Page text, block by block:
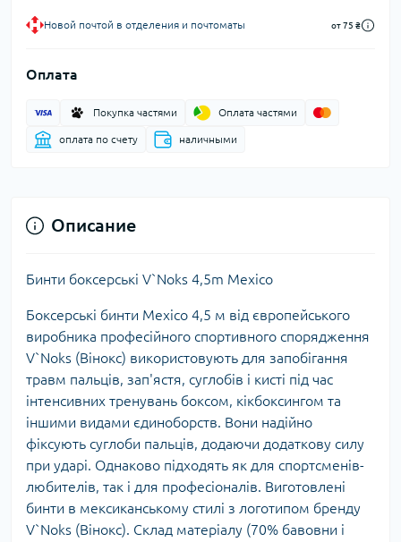
Новой почтой в отделения и почтоматы от 75 ₴
Оплата
Покупка частями Оплата частями
оплата по счету наличными
Описание
Бинти боксерські V`Noks 4,5m Mexico
Боксерські бинти Mexico 4,5 м від європейського
виробника професійного спортивного спорядження
V`Noks (Вінокс) використовують для запобігання
травм пальців, зап'ястя, суглобів і кисті під час
інтенсивних тренувань боксом, кікбоксингом та
іншими видами єдиноборств. Вони надійно
фіксують суглоби пальців, додаючи додаткову силу
при ударі. Однаково підходять як для спортсменів-
любителів, так і для професіоналів. Виготовлені
бинти в мексиканському стилі з логотипом бренду
V`Noks (Вінокс). Склад матеріалу (70% бавовни і